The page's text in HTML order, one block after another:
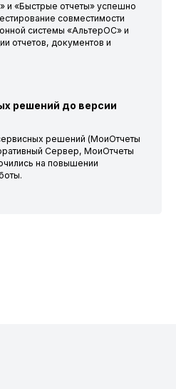
«Быстрые отчеты» успешно
совместимости
системы «АльтерОС» и
отчетов, документов и
решений до версии
решений (МоиОтчеты
Сервер, МоиОтчеты
на повышении